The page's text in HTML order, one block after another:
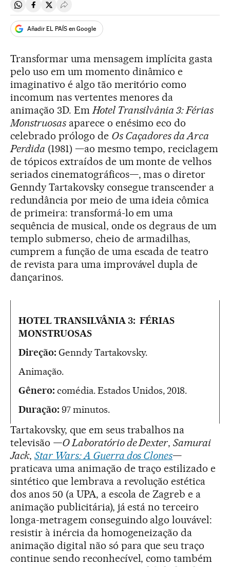
Compartir en Whatsapp
Compartir en Facebook
Compartir en Twitter
Desplegar Redes Sociales
Añadir EL PAÍS en Google
Transformar uma mensagem implícita gasta
pelo uso em um momento dinâmico e
imaginativo é algo tão meritório como
incomum nas vertentes menores da
animação 3D. EmHotel Transilvânia 3: Férias
Monstruosasaparece o enésimo eco do
celebrado prólogo de Os Caçadores da Arca
Perdida (1981) —ao mesmo tempo, reciclagem
de tópicos extraídos de um monte de velhos
seriados cinematográficos—, mas o diretor
Genndy Tartakovsky consegue transcender a
redundância por meio de uma ideia cômica
de primeira: transformá-lo em uma
sequência de musical, onde os degraus de um
templo submerso, cheio de armadilhas,
cumprem a função de uma escada de teatro
de revista para uma improvável dupla de
dançarinos.
HOTEL TRANSILVÂNIA 3: FÉRIAS
MONSTRUOSAS
Direção: Genndy Tartakovsky.
Animação.
Gênero: comédia. Estados Unidos, 2018.
Duração: 97 minutos.
Tartakovsky, que em seus trabalhos na
televisão —O Laboratório de Dexter,Samurai
Jack, Star Wars: A Guerra dos Clones—
praticava uma animação de traço estilizado e
sintético que lembrava a revolução estética
dos anos 50 (a UPA, a escola de Zagreb e a
animação publicitária), já está no terceiro
longa-metragem conseguindo algo louvável:
resistir à inércia da homogeneização da
animação digital não só para que seu traço
continue sendo reconhecível, como também